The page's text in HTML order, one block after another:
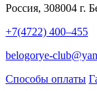
Россия, 308004 г.
+7(4722) 400–455
belogorye-
Способы оплаты